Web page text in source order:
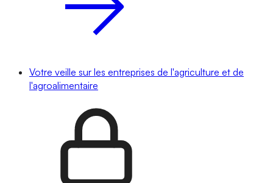
Votre veille sur les entreprises de l'agriculture et de
l'agroalimentaire